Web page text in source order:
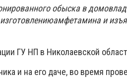
обыска в
и
ГУ НП в Николаевской
и на его даче, во время